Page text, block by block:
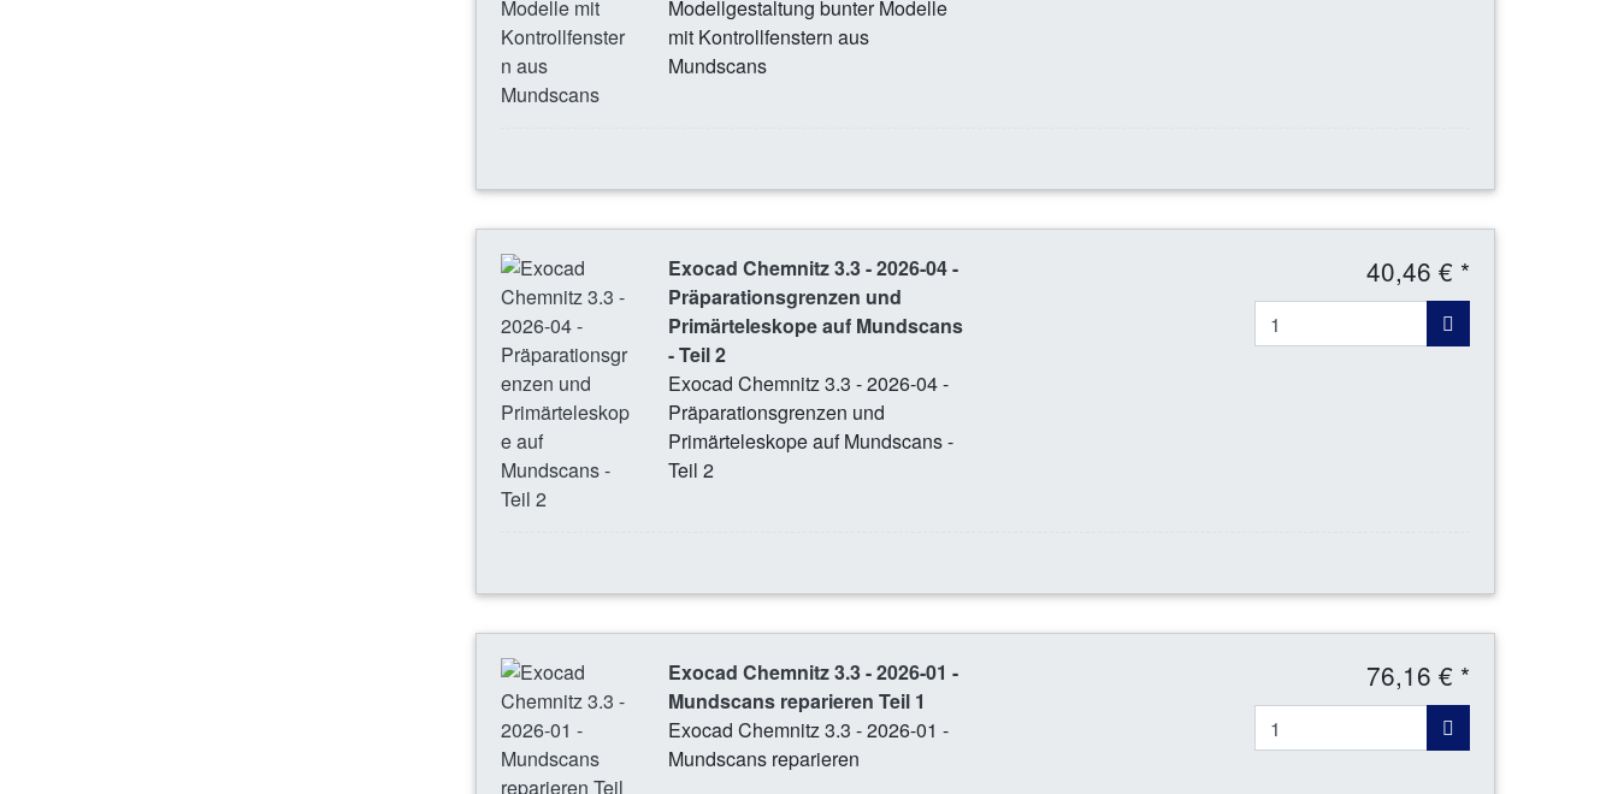
Modellgestaltung bunter Modelle
mit Kontrollfenstern aus
Mundscans
Exocad Chemnitz 3.3 - 2026-04 -
Präparationsgrenzen und
Primärteleskope auf Mundscans
- Teil 2
Exocad Chemnitz 3.3 - 2026-04 -
Präparationsgrenzen und
Primärteleskope auf Mundscans -
Teil 2
40,46 € *
Exocad Chemnitz 3.3 - 2026-01 -
Mundscans reparieren Teil 1
Exocad Chemnitz 3.3 - 2026-01 -
Mundscans reparieren
76,16 € *